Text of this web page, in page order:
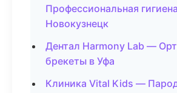
Профессиональная
Новокузнецк
Дентал Harmony Lab —
брекеты в Уфа
Клиника Vital Kids —